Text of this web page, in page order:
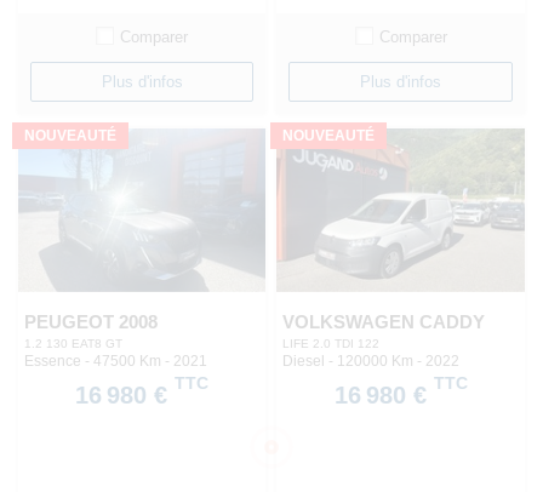
Comparer
Plus d'infos
Comparer
Plus d'infos
NOUVEAUTÉ
PEUGEOT 2008
1.2 130 EAT8 GT
Essence - 47500 Km - 2021
16 980 € TTC
NOUVEAUTÉ
VOLKSWAGEN CADDY
LIFE 2.0 TDI 122
Diesel - 120000 Km - 2022
16 980 € TTC